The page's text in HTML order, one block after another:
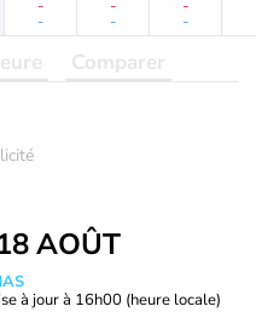
-
-
-
-
-
-
Comparer
AOÛT
à jour à 16h00 (heure locale)